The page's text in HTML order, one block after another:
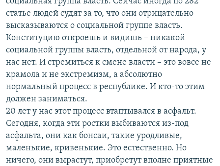
статье людей судят за то, что они отрицательно
высказываются о социальной группе власть.
Конституцию откроешь и видишь – никакой
социальной группы власть, отдельной от народа, у
нас нет. И стремиться к смене власти – это вовсе не
крамола и не экстремизм, а абсолютно
нормальный процесс в республике. И кто-то этим
должен заниматься.
20 лет у нас этот процесс втаптывался в асфальт.
Сегодня, когда эти ростки выбиваются из-под
асфальта, они как бонсаи, такие уродливые,
маленькие, кривенькие. Это естественно. Но
ничего, они вырастут, приобретут вполне приятные